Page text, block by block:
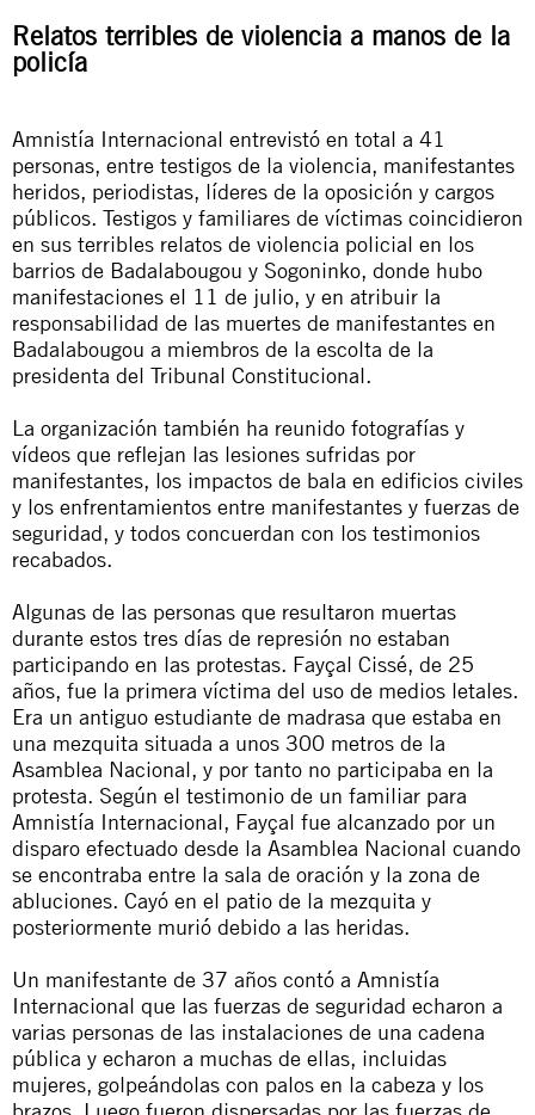
Relatos terribles de violencia a manos de la
policía
Amnistía Internacional entrevistó en total a 41
personas, entre testigos de la violencia, manifestantes
heridos, periodistas, líderes de la oposición y cargos
públicos. Testigos y familiares de víctimas coincidieron
en sus terribles relatos de violencia policial en los
barrios de Badalabougou y Sogoninko, donde hubo
manifestaciones el 11 de julio, y en atribuir la
responsabilidad de las muertes de manifestantes en
Badalabougou a miembros de la escolta de la
presidenta del Tribunal Constitucional.
La organización también ha reunido fotografías y
vídeos que reflejan las lesiones sufridas por
manifestantes, los impactos de bala en edificios civiles
y los enfrentamientos entre manifestantes y fuerzas de
seguridad, y todos concuerdan con los testimonios
recabados.
Algunas de las personas que resultaron muertas
durante estos tres días de represión no estaban
participando en las protestas. Fayçal Cissé, de 25
años, fue la primera víctima del uso de medios letales.
Era un antiguo estudiante de madrasa que estaba en
una mezquita situada a unos 300 metros de la
Asamblea Nacional, y por tanto no participaba en la
protesta. Según el testimonio de un familiar para
Amnistía Internacional, Fayçal fue alcanzado por un
disparo efectuado desde la Asamblea Nacional cuando
se encontraba entre la sala de oración y la zona de
abluciones. Cayó en el patio de la mezquita y
posteriormente murió debido a las heridas.
Un manifestante de 37 años contó a Amnistía
Internacional que las fuerzas de seguridad echaron a
varias personas de las instalaciones de una cadena
pública y echaron a muchas de ellas, incluidas
mujeres, golpeándolas con palos en la cabeza y los